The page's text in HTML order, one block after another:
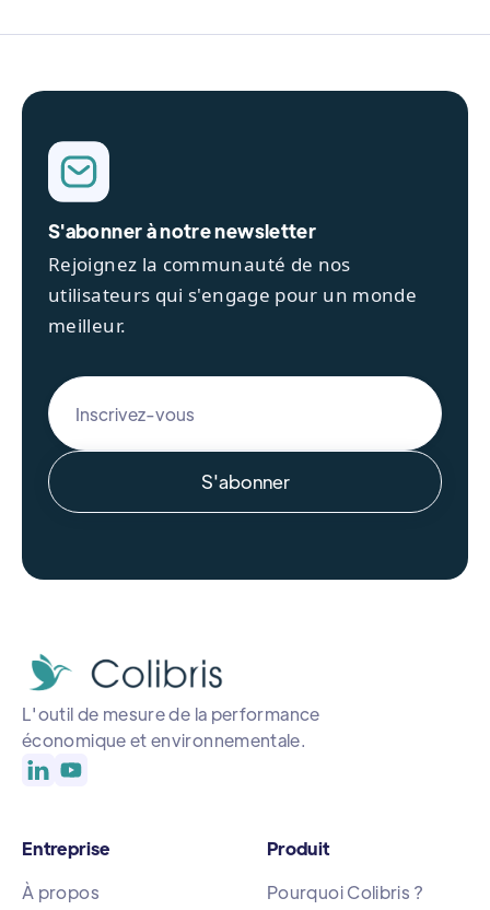
S'abonner à notre newsletter
Rejoignez la communauté de nos
utilisateurs qui s'engage pour un monde
meilleur.
L'outil de mesure de la performance
économique et environnementale.
Entreprise
À propos
Produit
Pourquoi Colibris ?